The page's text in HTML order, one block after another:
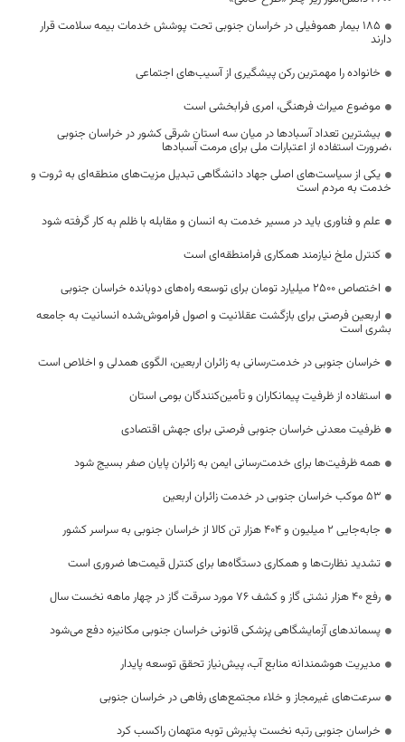
۱۸۵ بیمار هموفیلی در خراسان جنوبی تحت پوشش خدمات بیمه سلامت قرار
دارند
خانواده را مهمترین رکن پیشگیری از آسیب‌های اجتماعی
موضوع میراث فرهنگی، امری فرابخشی است
بیشترین تعداد آسبادها در میان سه استان شرقی کشور در خراسان جنوبی
،ضرورت استفاده از اعتبارات ملی برای مرمت آسبادها
یکی از سیاست‌های اصلی جهاد دانشگاهی تبدیل مزیت‌های منطقه‌ای به ثروت و
خدمت به مردم است
علم و فناوری باید در مسیر خدمت به انسان و مقابله با ظلم به کار گرفته شود
کنترل ملخ نیازمند همکاری فرامنطقه‌ای است
اختصاص 2500 میلیارد تومان برای توسعه راه‌های دوبانده خراسان جنوبی
اربعین فرصتی برای بازگشت عقلانیت و اصول فراموش‌شده انسانیت به جامعه
بشری است
خراسان جنوبی در خدمت‌رسانی به زائران اربعین، الگوی همدلی و اخلاص است
استفاده از ظرفیت پیمانکاران و تأمین‌کنندگان بومی استان
ظرفیت معدنی خراسان جنوبی فرصتی برای جهش اقتصادی
همه ظرفیت‌ها برای خدمت‌رسانی ایمن به زائران پایان صفر بسیج شود
53 موکب خراسان جنوبی در خدمت زائران اربعین
جابه‌جایی 2 میلیون و 404 هزار تن کالا از خراسان جنوبی به سراسر کشور
تشدید نظارت‌ها و همکاری دستگاه‌ها برای کنترل قیمت‌ها ضروری است
رفع 40 هزار نشتی گاز و کشف 76 مورد سرقت گاز در چهار ماهه نخست سال
پسماندهای آزمایشگاهی پزشکی قانونی خراسان جنوبی مکانیزه دفع می‌شود
مدیریت هوشمندانه منابع آب، پیش‌نیاز تحقق توسعه پایدار
سرعت‌های غیرمجاز و خلاء مجتمع‌های رفاهی در خراسان جنوبی
خراسان جنوبی رتبه نخست پذیرش توبه متهمان راکسب کرد